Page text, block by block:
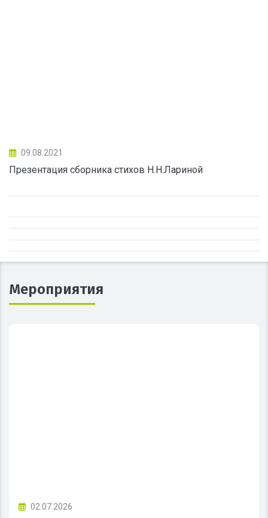
09.08.2021
Презентация сборника стихов Н.Н.Лариной
Мероприятия
02.07.2026